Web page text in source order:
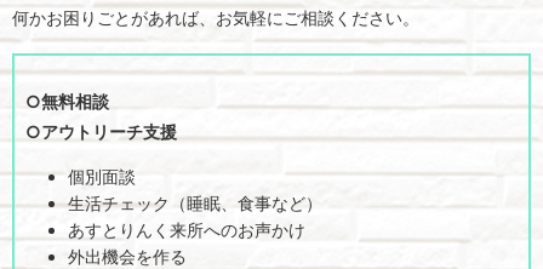
何かお困りごとがあれば、お気軽にご相談ください。
○無料相談
○アウトリーチ支援
個別面談
生活チェック（睡眠、食事など）
あすとりんく来所へのお声かけ
外出機会を作る